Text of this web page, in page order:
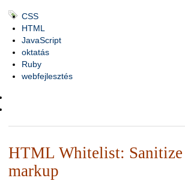
CSS
HTML
JavaScript
oktatás
Ruby
webfejlesztés
HTML Whitelist:
markup